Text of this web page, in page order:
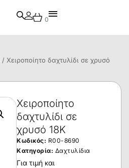
0
/ Χειροποίητο δαχτυλίδι σε χρυσό
Χειροποίητο
δαχτυλίδι σε
χρυσό 18Κ
Κωδικός: R00-8690
Κατηγορία: Δαχτυλίδια
Για τιμή και